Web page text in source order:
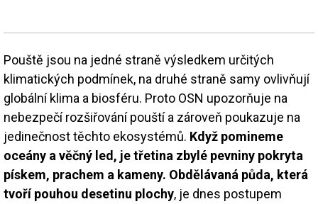
Pouště jsou na jedné straně výsledkem určitých
klimatických podmínek, na druhé straně samy ovlivňují
globální klima a biosféru. Proto OSN upozorňuje na
nebezpečí rozšiřování pouští a zároveň poukazuje na
jedinečnost těchto ekosystémů. Když pomineme
oceány a věčný led, je třetina zbylé pevniny pokryta
pískem, prachem a kameny. Obdělávaná půda, která
tvoří pouhou desetinu plochy, je dnes postupem